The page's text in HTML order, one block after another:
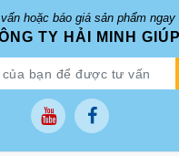
hoặc báo giá sản phẩm ngay
TY HẢI MINH